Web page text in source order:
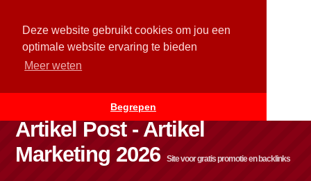
Deze website gebruikt cookies om jou een
optimale website ervaring te bieden
Meer weten
Begrepen
Artikel Post - Artikel
Marketing 2026
Site voor gratis promotie en backlinks